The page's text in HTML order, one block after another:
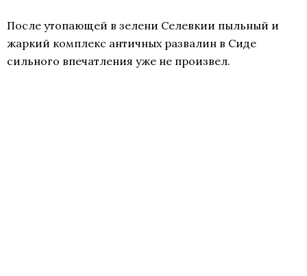
После утопающей в зелени Селевкии пыльный и
жаркий комплекс античных развалин в Сиде
сильного впечатления уже не произвел.